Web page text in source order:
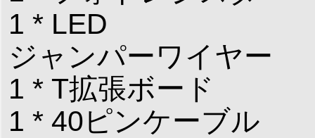
1 * LED
ジャンパーワイヤー
1 * T拡張ボード
1 * 40ピンケーブル